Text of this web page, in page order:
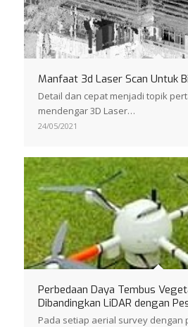
Manfaat 3d Laser Scan Untuk
Detail dan cepat menjadi topik
mendengar 3D Laser…
24/05/2021
Perbedaan Daya Tembus
Dibandingkan LiDAR dengan
Pada setiap aerial survey dengan